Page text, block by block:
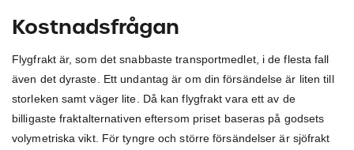
Kostnadsfrågan
Flygfrakt är, som det snabbaste transportmedlet, i de flesta fall
även det dyraste. Ett undantag är om din försändelse är liten till
storleken samt väger lite. Då kan flygfrakt vara ett av de
billigaste fraktalternativen eftersom priset baseras på godsets
volymetriska vikt. För tyngre och större försändelser är sjöfrakt